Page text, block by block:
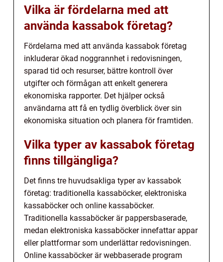
Vilka är fördelarna med att
använda kassabok företag?
Fördelarna med att använda kassabok företag
inkluderar ökad noggrannhet i redovisningen,
sparad tid och resurser, bättre kontroll över
utgifter och förmågan att enkelt generera
ekonomiska rapporter. Det hjälper också
användarna att få en tydlig överblick över sin
ekonomiska situation och planera för framtiden.
Vilka typer av kassabok företag
finns tillgängliga?
Det finns tre huvudsakliga typer av kassabok
företag: traditionella kassaböcker, elektroniska
kassaböcker och online kassaböcker.
Traditionella kassaböcker är pappersbaserade,
medan elektroniska kassaböcker innefattar appar
eller plattformar som underlättar redovisningen.
Online kassaböcker är webbaserade program